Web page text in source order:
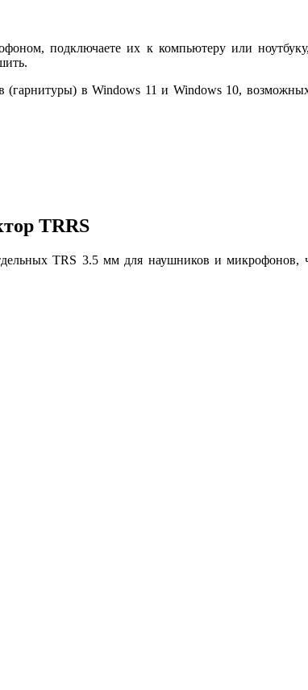
подключаете их к компьютеру или
в Windows 11 и Windows 10,
TRRS
TRS 3.5 мм для наушников и